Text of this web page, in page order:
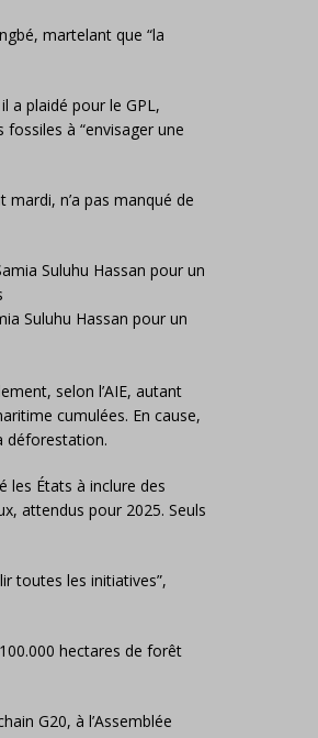
martelant que “la
a plaidé pour le GPL,
à “envisager une
n’a pas manqué de
Suluhu Hassan pour un
selon l’AIE, autant
cumulées. En cause,
déforestation.
les États à inclure des
attendus pour 2025. Seuls
toutes les initiatives”,
hectares de forêt
G20, à l’Assemblée